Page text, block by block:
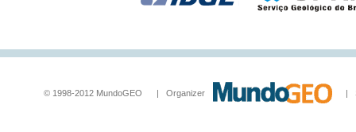
© 1998-2012 MundoGEO | Organizer |